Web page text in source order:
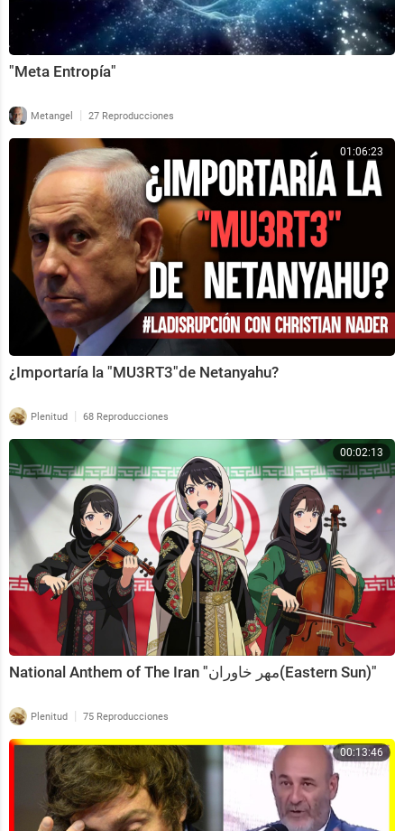
"Meta Entropía"
Metangel | 27 Reproducciones
01:06:23
¿Importaría la "MU3RT3"de Netanyahu?
Plenitud | 68 Reproducciones
00:02:13
National Anthem of The Iran "مهر خاوران(Eastern Sun)"
Plenitud | 75 Reproducciones
00:13:46